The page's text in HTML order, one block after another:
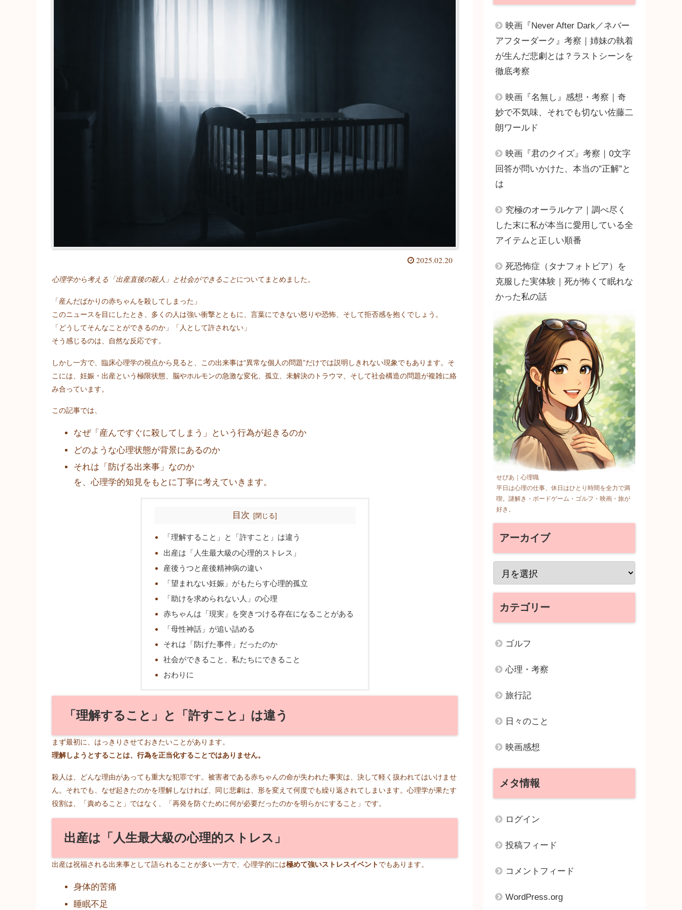
2025.02.20
心理学から考える「出産直後の殺人」と社会ができることについてまとめました。
「産んだばかりの赤ちゃんを殺してしまった」
このニュースを目にしたとき、多くの人は強い衝撃とともに、言葉にできない怒りや恐怖、そして拒否感を抱くでしょう。
「どうしてそんなことができるのか」「人として許されない」
そう感じるのは、自然な反応です。
しかし一方で、臨床心理学の視点から見ると、この出来事は“異常な個人の問題”だけでは説明しきれない現象でもあります。そ
こには、妊娠・出産という極限状態、脳やホルモンの急激な変化、孤立、未解決のトラウマ、そして社会構造の問題が複雑に絡
み合っています。
この記事では、
なぜ「産んですぐに殺してしまう」という行為が起きるのか
どのような心理状態が背景にあるのか
それは「防げる出来事」なのか
を、心理学的知見をもとに丁寧に考えていきます。
目次
「理解すること」と「許すこと」は違う
出産は「人生最大級の心理的ストレス」
産後うつと産後精神病の違い
「望まれない妊娠」がもたらす心理的孤立
「助けを求められない人」の心理
赤ちゃんは「現実」を突きつける存在になることがある
「母性神話」が追い詰める
それは「防げた事件」だったのか
社会ができること、私たちにできること
おわりに
「理解すること」と「許すこと」は違う
まず最初に、はっきりさせておきたいことがあります。
理解しようとすることは、行為を正当化することではありません。
殺人は、どんな理由があっても重大な犯罪です。被害者である赤ちゃんの命が失われた事実は、決して軽く扱われてはいけませ
ん。それでも、なぜ起きたのかを理解しなければ、同じ悲劇は、形を変えて何度でも繰り返されてしまいます。心理学が果たす
役割は、「責めること」ではなく、「再発を防ぐために何が必要だったのかを明らかにすること」です。
出産は「人生最大級の心理的ストレス」
出産は祝福される出来事として語られることが多い一方で、心理学的には極めて強いストレスイベントでもあります。
身体的苦痛
睡眠不足
映画『Never After Dark／ネバー
アフターダーク』考察｜姉妹の執着
が生んだ悲劇とは？ラストシーンを
徹底考察
映画『名無し』感想・考察｜奇
妙で不気味、それでも切ない佐藤二
朗ワールド
映画『君のクイズ』考察｜0文字
回答が問いかけた、本当の”正解”と
は
究極のオーラルケア｜調べ尽く
した末に私が本当に愛用している全
アイテムと正しい順番
死恐怖症（タナフォトビア）を
克服した実体験｜死が怖くて眠れな
かった私の話
せぴあ｜心理職
平日は心理の仕事、休日はひとり時間を全力で満
喫。謎解き・ボードゲーム・ゴルフ・映画・旅が
好き。
アーカイブ
カテゴリー
ゴルフ
心理・考察
旅行記
日々のこと
映画感想
メタ情報
ログイン
投稿フィード
コメントフィード
WordPress.org